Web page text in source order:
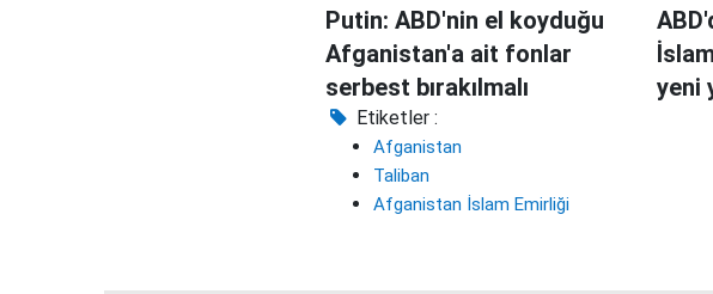
Putin: ABD'nin el koyduğu
Afganistan'a ait fonlar
serbest bırakılmalı
yeni
Etiketler :
Afganistan
Taliban
Afganistan İslam Emirliği